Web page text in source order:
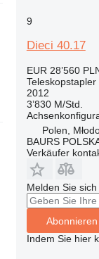
9
Dieci 40.17
EUR 28’560
Teleskopstapler
2012
3’830 M/Std.
Polen,
BAURS
Verkäufer
Melden Sie
Abonnieren
Indem Sie hier